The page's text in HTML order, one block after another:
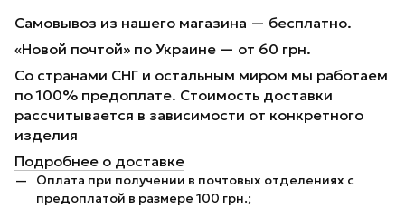
Самовывоз из нашего магазина — бесплатно.
«Новой почтой» по Украине — от 60 грн.
Со странами СНГ и остальным миром мы работаем
по 100% предоплате. Стоимость доставки
рассчитывается в зависимости от конкретного
изделия
Подробнее о доставке
Оплата при получении в почтовых отделениях с
предоплатой в размере 100 грн.;